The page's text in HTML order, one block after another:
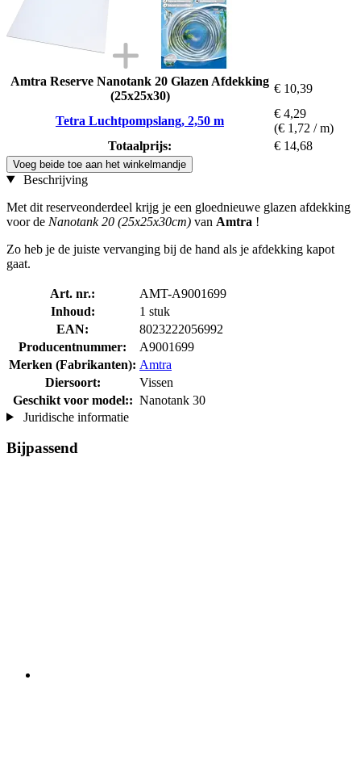
Amtra Reserve Nanotank 20 Glazen Afdekking
(25x25x30)
€ 10,39
Tetra Luchtpompslang, 2,50 m
€ 4,29
(€ 1,72 / m)
Totaalprijs:
€ 14,68
Voeg beide toe aan het winkelmandje
Beschrijving
Met dit reserveonderdeel krijg je een gloednieuwe glazen afdekking
voor de Nanotank 20 (25x25x30cm) van Amtra !
Zo heb je de juiste vervanging bij de hand als je afdekking kapot
gaat.
Art. nr.:
AMT-A9001699
Inhoud:
1 stuk
EAN:
8023222056992
Producentnummer:
A9001699
Merken (Fabrikanten): Amtra
Diersoort:
Vissen
Geschikt voor model:: Nanotank 30
Juridische informatie
Bijpassend